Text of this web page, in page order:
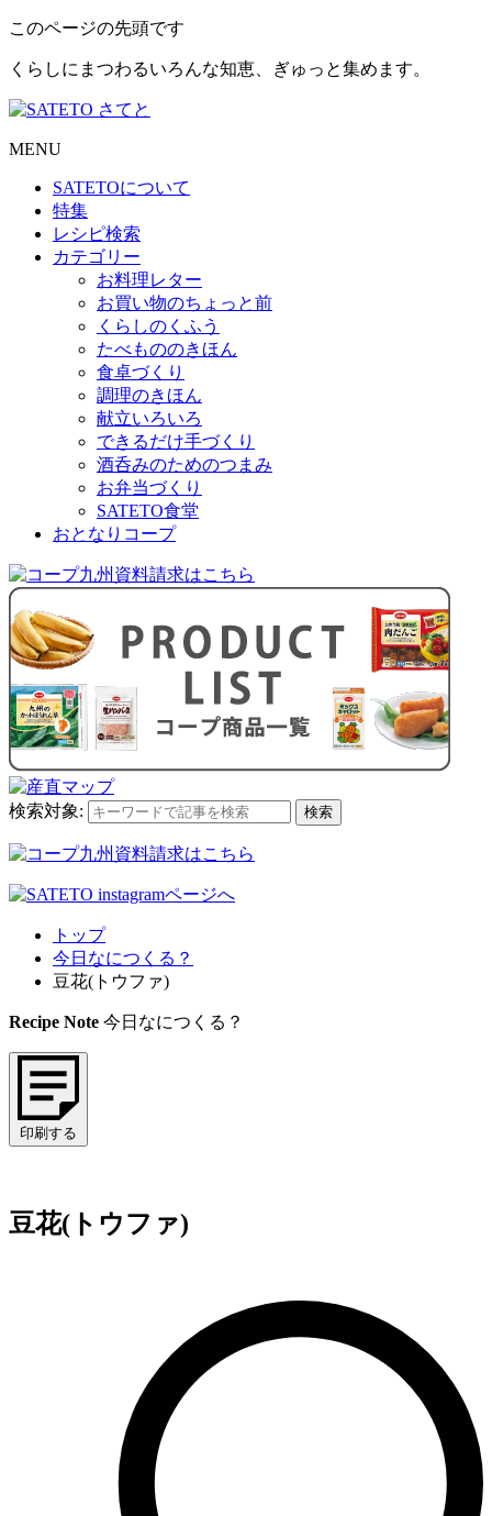
このページの先頭です
くらしにまつわるいろんな知恵、ぎゅっと集めます。
MENU
SATETOについて
特集
レシピ検索
カテゴリー
お料理レター
お買い物のちょっと前
くらしのくふう
たべもののきほん
食卓づくり
調理のきほん
献立いろいろ
できるだけ手づくり
酒呑みのためのつまみ
お弁当づくり
SATETO食堂
おとなりコープ
検索対象: 検索
トップ
今日なにつくる？
豆花(トウファ)
Recipe Note 今日なにつくる？
印刷する
豆花(トウファ)